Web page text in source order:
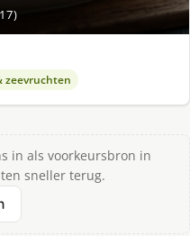
zeevruchten
in als voorkeursbron in
sneller terug.